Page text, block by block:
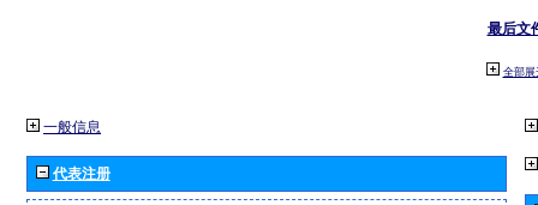
最后文
全部展
一般信息
代表注册